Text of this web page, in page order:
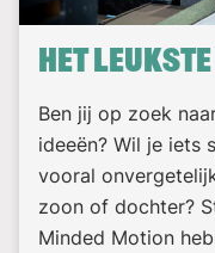
Het
Ben jij op zoek
ideeën? Wil je iets
vooral
zoon of dochter?
Minded Motion